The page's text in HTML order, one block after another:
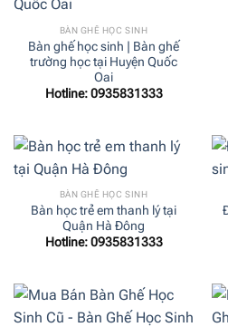
BÀN GHẾ HỌC SINH
Bàn ghế học sinh | Bàn ghế
trường học tại Huyện Quốc
Oai
Hotline: 0935831333
BÀN GHẾ HỌC SINH
Bàn học trẻ em thanh lý tại
Quận Hà Đông
Hotline: 0935831333